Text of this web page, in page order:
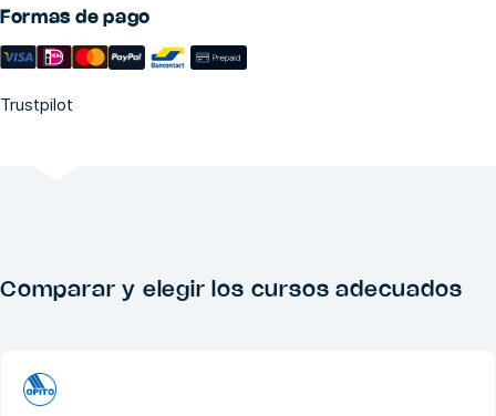
Formas de pago
Trustpilot
Comparar y elegir los cursos adecuados